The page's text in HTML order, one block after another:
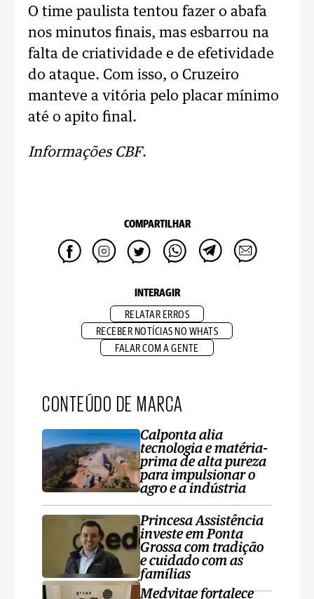
O time paulista tentou fazer o abafa
nos minutos finais, mas esbarrou na
falta de criatividade e de efetividade
do ataque. Com isso, o Cruzeiro
manteve a vitória pelo placar mínimo
até o apito final.
Informações CBF.
COMPARTILHAR
INTERAGIR
RELATAR ERROS
RECEBER NOTÍCIAS NO WHATS
FALAR COM A GENTE
CONTEÚDO DE MARCA
Calponta alia
tecnologia e matéria-
prima de alta pureza
para impulsionar o
agro e a indústria
Princesa Assistência
investe em Ponta
Grossa com tradição
e cuidado com as
famílias
Medvitae fortalece